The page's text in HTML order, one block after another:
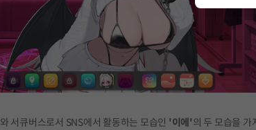
와 서큐버스로서 SNS에서 활동하는 모습인 '이에'의 두 모습을 가